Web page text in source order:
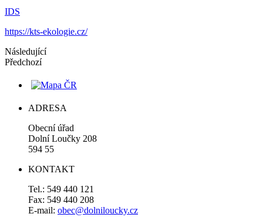
IDS
https://kts-ekologie.cz/
Následující
Předchozí
ADRESA
Obecní úřad
Dolní Loučky 208
594 55
KONTAKT
Tel.: 549 440 121
Fax: 549 440 208
E-mail: obec@dolniloucky.cz